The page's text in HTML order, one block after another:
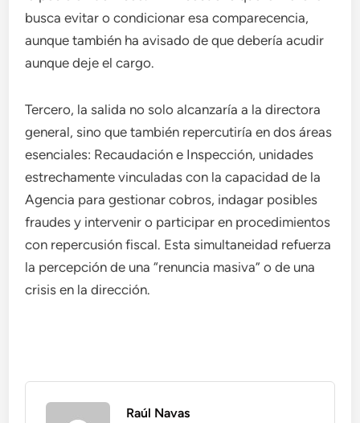
busca evitar o condicionar esa comparecencia,
aunque también ha avisado de que debería acudir
aunque deje el cargo.
Tercero, la salida no solo alcanzaría a la directora
general, sino que también repercutiría en dos áreas
esenciales: Recaudación e Inspección, unidades
estrechamente vinculadas con la capacidad de la
Agencia para gestionar cobros, indagar posibles
fraudes y intervenir o participar en procedimientos
con repercusión fiscal. Esta simultaneidad refuerza
la percepción de una “renuncia masiva” o de una
crisis en la dirección.
Raúl Navas